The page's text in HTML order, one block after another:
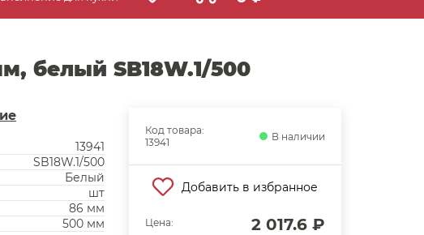
белый SB18W.1/500
13941
SB18W.1/500
Белый
шт
86 мм
500 мм
Код товара:
13941
В наличии
Добавить в избранное
Цена: 2 017.6 ₽